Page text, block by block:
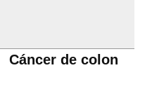
Cáncer de colon